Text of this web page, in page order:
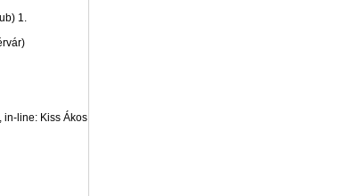
1.
in-line: Kiss Ákos